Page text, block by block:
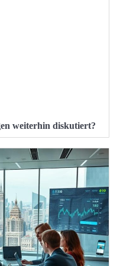
weiterhin diskutiert?